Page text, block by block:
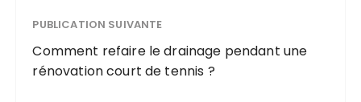
PUBLICATION SUIVANTE
Comment refaire le drainage pendant une
rénovation court de tennis ?